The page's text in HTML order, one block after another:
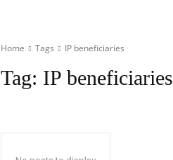
Home Tags IP beneficiaries
Tag: IP beneficiaries